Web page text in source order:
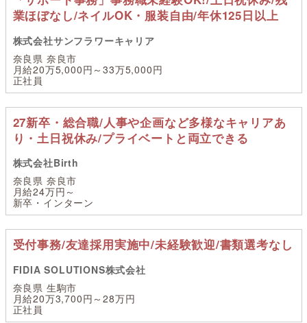
業ほぼなし/ネイルOK・服装自由/年休125日以上
株式会社サンフラワーキャリア
奈良県 奈良市
月給20万5,000円～33万5,000円
正社員
27新卒・総合職/人事や企画など多様なキャリアあ
り・土日祝休み/プライベートと両立できる
株式会社Birth
奈良県 奈良市
月給24万円～
新卒・インターン
受付事務/友達採用実施中/未経験歓迎/書類選考なし
FIDIA SOLUTIONS株式会社
奈良県 生駒市
月給20万3,700円～28万円
正社員